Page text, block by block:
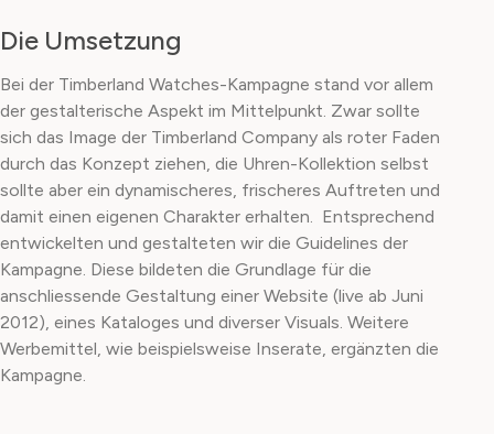
Die Umsetzung
Bei der Timberland Watches-Kampagne stand vor allem
der gestalterische Aspekt im Mittelpunkt. Zwar sollte
sich das Image der Timberland Company als roter Faden
durch das Konzept ziehen, die Uhren-Kollektion selbst
sollte aber ein dynamischeres, frischeres Auftreten und
damit einen eigenen Charakter erhalten. Entsprechend
entwickelten und gestalteten wir die Guidelines der
Kampagne. Diese bildeten die Grundlage für die
anschliessende Gestaltung einer Website (live ab Juni
2012), eines Kataloges und diverser Visuals. Weitere
Werbemittel, wie beispielsweise Inserate, ergänzten die
Kampagne.